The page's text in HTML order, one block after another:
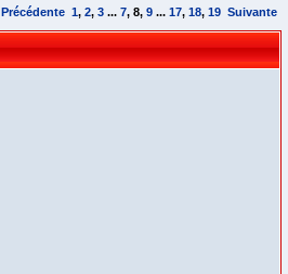
Précédente 1, 2, 3 ... 7, 8, 9 ... 17, 18, 19 Suivante